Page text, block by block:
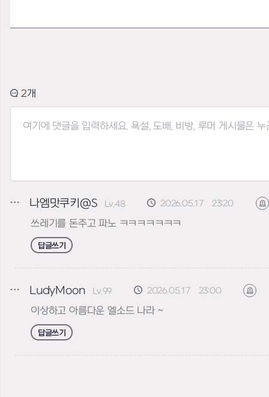
2
나엠맛쿠키@S Lv.48 2026.05.17 23:20
쓰레기를 돈주고 파노 ㅋㅋㅋㅋㅋㅋㅋ
답글쓰기
LudyMoon Lv.99 2026.05.17 23:00 신
이상하고 아름다운 엘소드 나라 ~
답글쓰기